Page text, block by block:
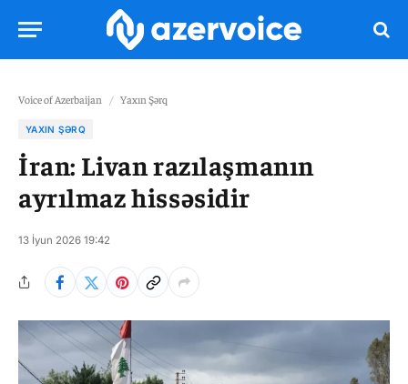
Voice of Azerbaijan / Yaxın Şərq
YAXIN ŞƏRQ
İran: Livan razılaşmanın
ayrılmaz hissəsidir
13 İyun 2026 19:42